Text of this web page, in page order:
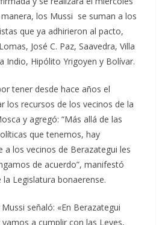
los Mussi se suman a los
que ya adhirieron al pacto,
José C. Paz, Saavedra, Villa
Indio, Hipólito Yrigoyen y Bolívar.
tener desde hace años el
los recursos de los vecinos de la
y agregó: “Más allá de las
que tenemos, hay
los vecinos de Berazategui les
de acuerdo”, manifestó
Legislatura bonaerense.
señaló: «En Berazategui
a cumplir con las Leyes,